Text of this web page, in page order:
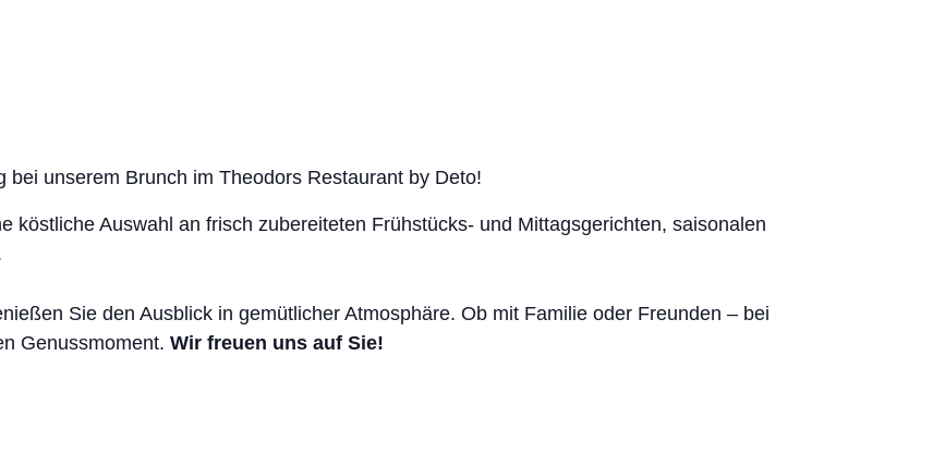
bei unserem Brunch im Theodors Restaurant by Deto!
köstliche Auswahl an frisch zubereiteten Frühstücks- und Mittagsgerichten, saisonalen
Sie den Ausblick in gemütlicher Atmosphäre. Ob mit Familie oder Freunden – bei
Genussmoment. Wir freuen uns auf Sie!